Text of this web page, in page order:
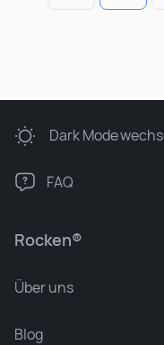
Rocken®
Über uns
Blog
Dark Mode
FAQ